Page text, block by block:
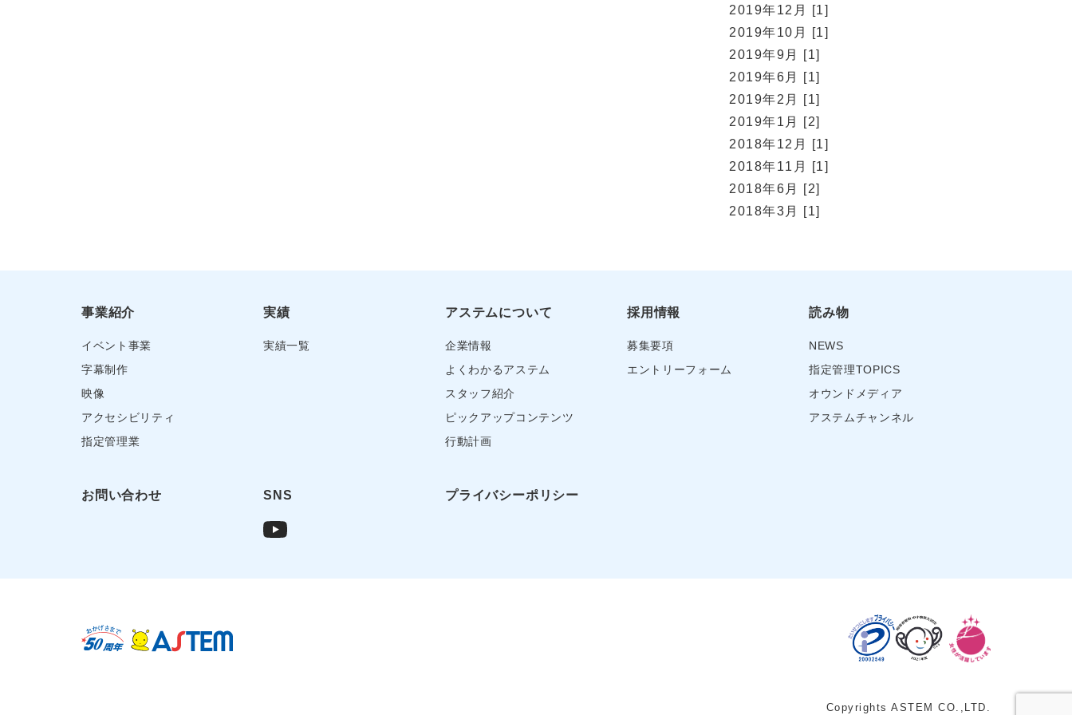
2019年12月 [1]
2019年10月 [1]
2019年9月 [1]
2019年6月 [1]
2019年2月 [1]
2019年1月 [2]
2018年12月 [1]
2018年11月 [1]
2018年6月 [2]
2018年3月 [1]
事業紹介
イベント事業
字幕制作
映像
アクセシビリティ
指定管理業
実績
実績一覧
アステムについて
企業情報
よくわかるアステム
スタッフ紹介
ピックアップコンテンツ
行動計画
採用情報
募集要項
エントリーフォーム
読み物
NEWS
指定管理TOPICS
オウンドメディア
アステムチャンネル
お問い合わせ SNS プライバシーポリシー
Copyrights ASTEM CO.,LTD.